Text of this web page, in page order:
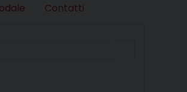
Contatti